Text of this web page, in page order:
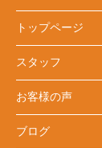
トップページ
スタッフ
お客様の声
ブログ